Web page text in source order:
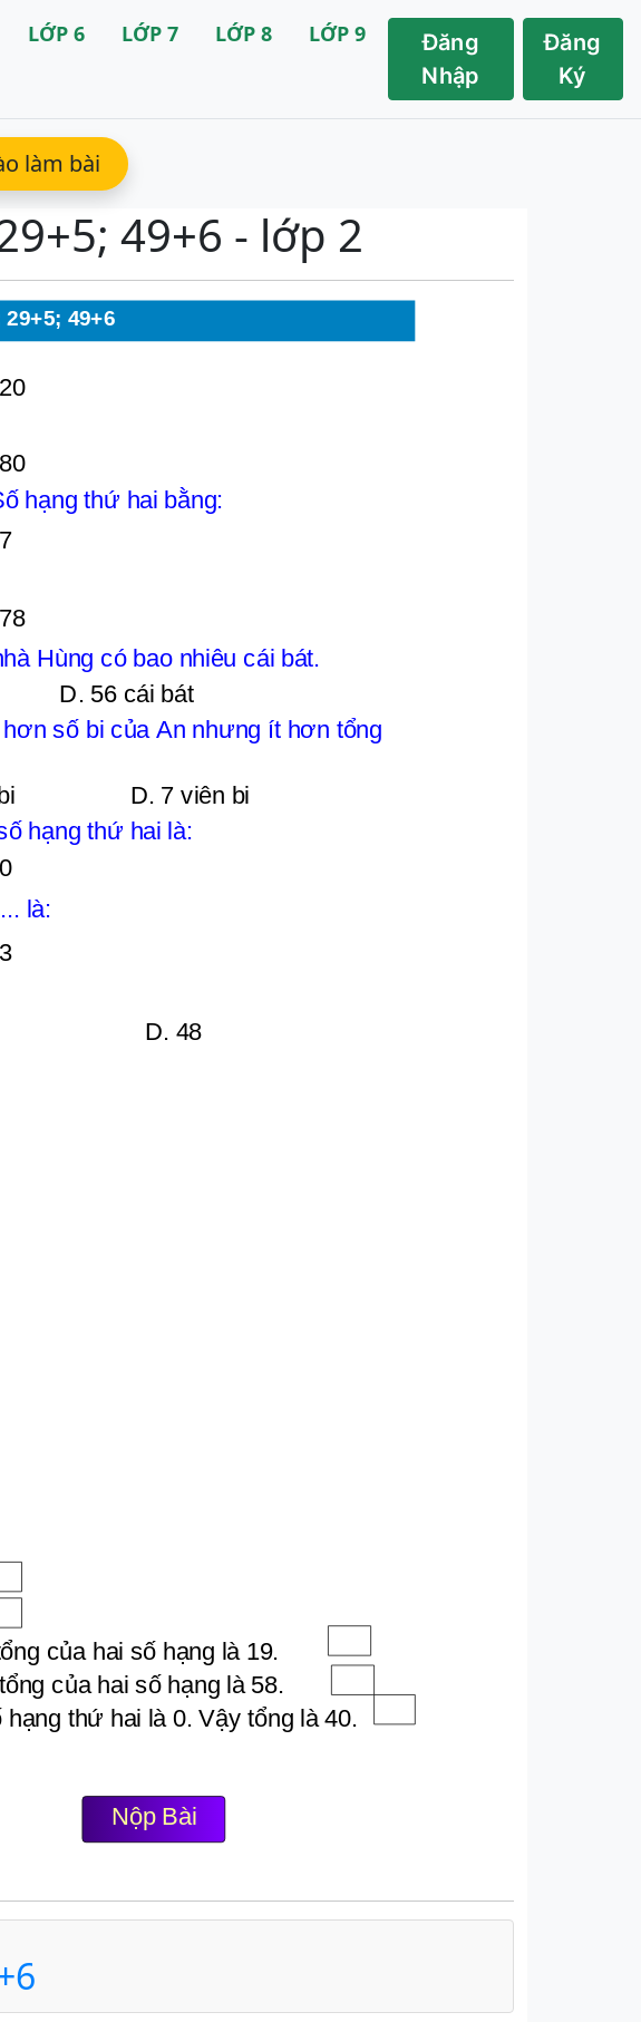
LỚP 6 LỚP 7 LỚP 8
LỚP 9
Đăng
Nhập
Đăng
Ký
làm bài
49+6 - lớp 2